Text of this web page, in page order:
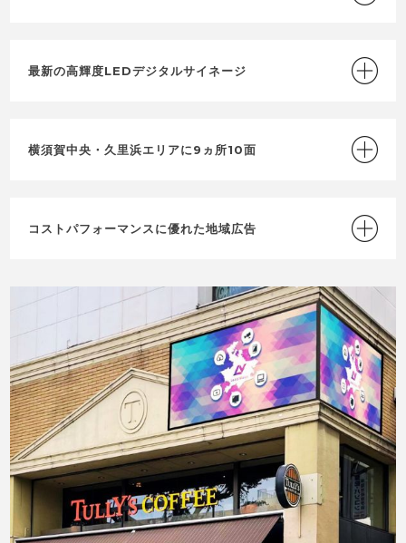
最新の高輝度LEDデジタルサイネージ
横須賀中央・久里浜エリアに9ヵ所10面
コストパフォーマンスに優れた地域広告